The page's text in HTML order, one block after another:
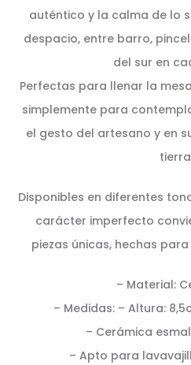
auténtico y la calma de lo
despacio, entre barro,
del sur en
Perfectas para llenar la
simplemente para
el gesto del artesano y en
Disponibles en diferentes
carácter imperfecto
piezas únicas, hechas
– Material:
– Medidas: – Altura:
– Cerámica
– Apto para